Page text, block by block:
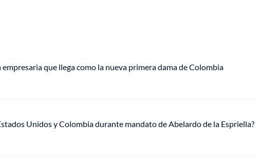
empresaria que llega como la nueva primera dama de Colombia
Unidos y Colombia durante mandato de Abelardo de la Espriella?